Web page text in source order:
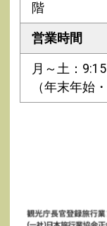
階
営業時間
月～土：
（年末年始